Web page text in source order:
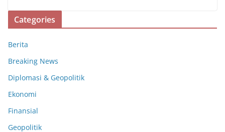
Categories
Berita
Breaking News
Diplomasi & Geopolitik
Ekonomi
Finansial
Geopolitik